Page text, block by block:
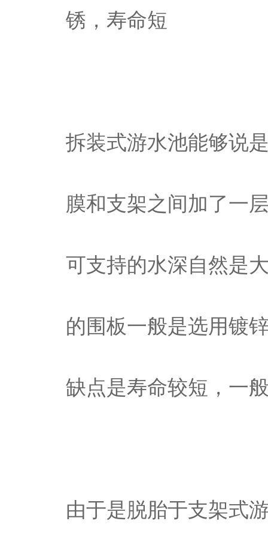
锈，寿命短
拆装式游水池能够说
膜和支架之间加了一
可支持的水深自然是
的围板一般是选用镀
缺点是寿命较短，一
由于是脱胎于支架式